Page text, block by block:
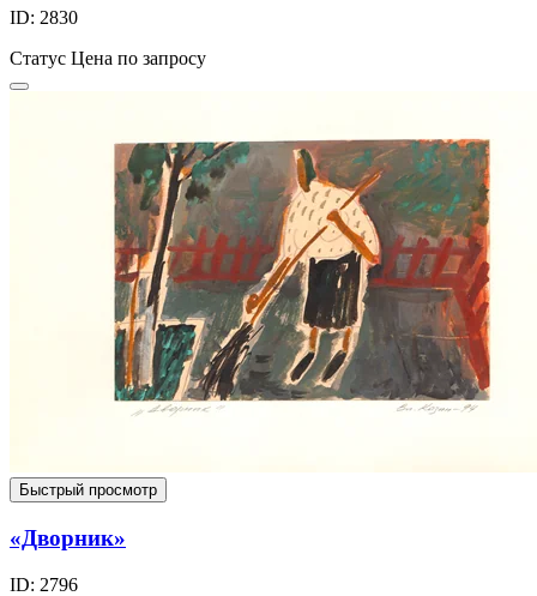
ID: 2830
Статус Цена по запросу
Быстрый просмотр
«Дворник»
ID: 2796